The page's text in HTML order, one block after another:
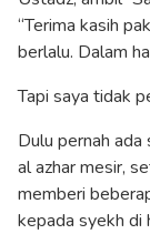
“Terima kasih
berlalu. Dalam
Tapi saya tidak
Dulu pernah ada
al azhar mesir,
memberi
kepada syekh di